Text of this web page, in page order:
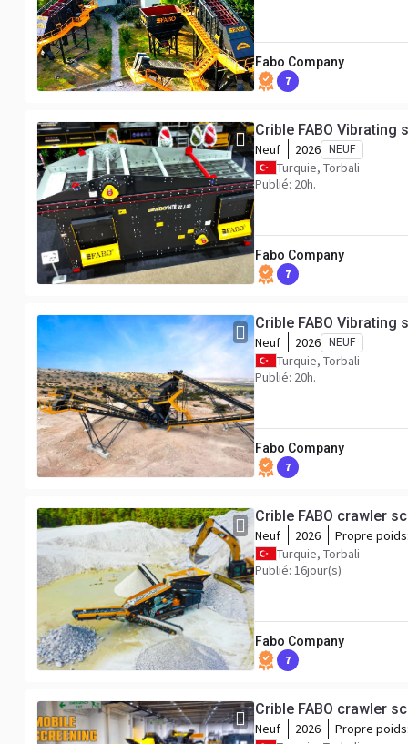
Fabo Company
7
Crible FABO Vibrating
Neuf 2026 NEUF
Turquie, Torbali
Publié: 20h.
Fabo Company
7
Crible FABO Vibrating
Neuf 2026 NEUF
Turquie, Torbali
Publié: 20h.
Fabo Company
7
Crible FABO crawler
Neuf 2026 Propre poids:
Turquie, Torbali
Publié: 16jour(s)
Fabo Company
7
Crible FABO crawler
Neuf 2026 Propre poids: